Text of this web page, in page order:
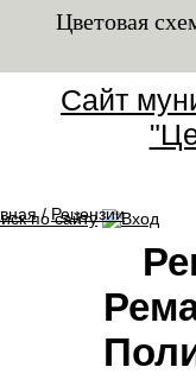
Цветовая
Сайт
/ Рецензии